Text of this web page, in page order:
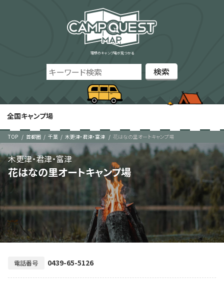
理想のキャンプ場が見つかる
全国キャンプ場
TOP 首都圏 千葉 木更津・君津・富津 花はなの里オートキャンプ場
花はなの里オートキャンプ場
木更津・君津・富津
電話番号 0439-65-5126